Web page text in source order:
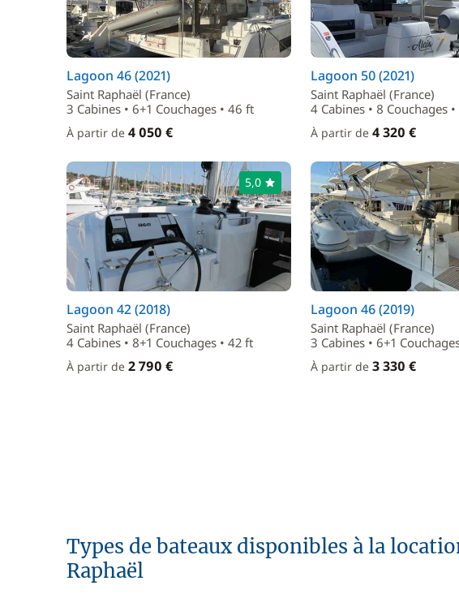
Lagoon 46 (2021)
Saint Raphaël (France)
3 Cabines • 6+1 Couchages • 46 ft
À partir de 4 050 €
Lagoon 50 (2021)
Saint Raphaël (France)
4 Cabines • 8 Couchages
À partir de 4 320 €
5,0
Lagoon 42 (2018)
Saint Raphaël (France)
4 Cabines • 8+1 Couchages • 42 ft
À partir de 2 790 €
Lagoon 46 (2019)
Saint Raphaël (France)
3 Cabines • 6+1
À partir de 3 330 €
Types de bateaux disponibles à la
Raphaël